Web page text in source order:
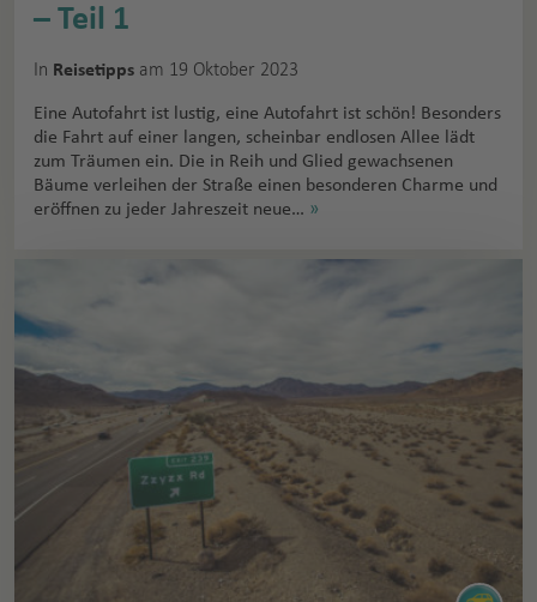
– Teil 1
In Reisetipps am 19 Oktober 2023
Eine Autofahrt ist lustig, eine Autofahrt ist schön! Besonders
die Fahrt auf einer langen, scheinbar endlosen Allee lädt
zum Träumen ein. Die in Reih und Glied gewachsenen
Bäume verleihen der Straße einen besonderen Charme und
eröffnen zu jeder Jahreszeit neue… »